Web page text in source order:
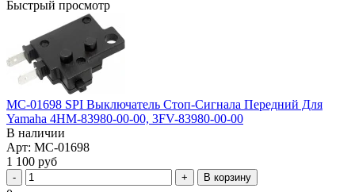
Быстрый просмотр
MC-01698 SPI Выключатель Стоп-Сигнала Передний Для
Yamaha 4HM-83980-00-00, 3FV-83980-00-00
В наличии
Арт: MC-01698
1 100 руб
В корзину